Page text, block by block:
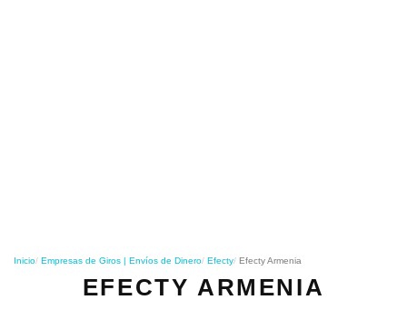
Inicio Empresas de Giros | Envíos de Dinero Efecty Efecty Armenia
EFECTY ARMENIA